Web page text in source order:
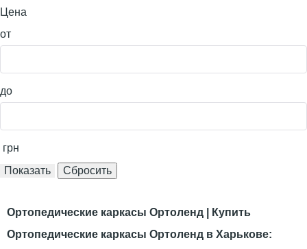
Цена
от
до
грн
Ортопедические каркасы Ортоленд | Купить
Ортопедические каркасы Ортоленд в Харькове: